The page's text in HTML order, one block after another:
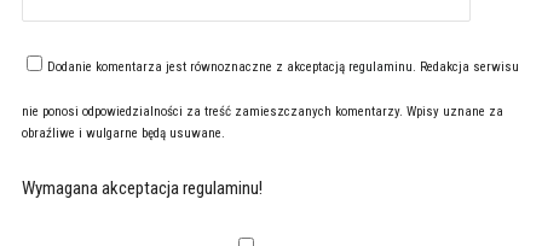
Dodanie komentarza jest równoznaczne z akceptacją regulaminu. Redakcja serwisu
nie ponosi odpowiedzialności za treść zamieszczanych komentarzy. Wpisy uznane za
obraźliwe i wulgarne będą usuwane.
Wymagana akceptacja regulaminu!